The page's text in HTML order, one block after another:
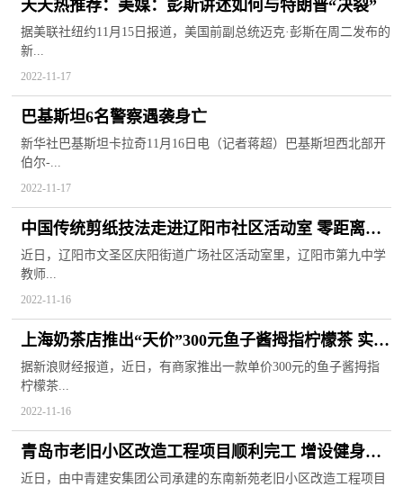
天天热推荐：美媒：彭斯讲述如何与特朗普“决裂”
据美联社纽约11月15日报道，美国前副总统迈克·彭斯在周二发布的
新...
2022-11-17
巴基斯坦6名警察遇袭身亡
新华社巴基斯坦卡拉奇11月16日电（记者蒋超）巴基斯坦西北部开
伯尔-...
2022-11-17
中国传统剪纸技法走进辽阳市社区活动室 零距离感
受非遗艺术魅力
近日，辽阳市文圣区庆阳街道广场社区活动室里，辽阳市第九中学
教师...
2022-11-16
上海奶茶店推出“天价”300元鱼子酱拇指柠檬茶 实则
为澳洲指橙代替
据新浪财经报道，近日，有商家推出一款单价300元的鱼子酱拇指
柠檬茶...
2022-11-16
青岛市老旧小区改造工程项目顺利完工 增设健身设
施和无障碍设施等
近日，由中青建安集团公司承建的东南新苑老旧小区改造工程项目